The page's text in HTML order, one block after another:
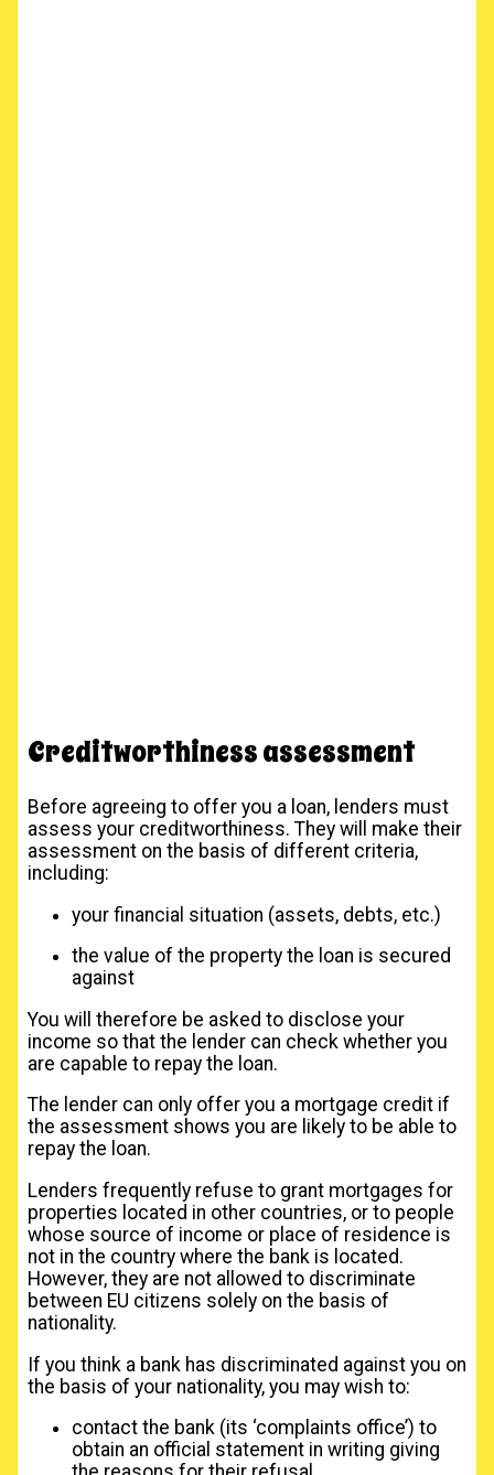
Creditworthiness assessment
Before agreeing to offer you a loan, lenders must
assess your creditworthiness. They will make their
assessment on the basis of different criteria,
including:
your financial situation (assets, debts, etc.)
the value of the property the loan is secured
against
You will therefore be asked to disclose your
income so that the lender can check whether you
are capable to repay the loan.
The lender can only offer you a mortgage credit if
the assessment shows you are likely to be able to
repay the loan.
Lenders frequently refuse to grant mortgages for
properties located in other countries, or to people
whose source of income or place of residence is
not in the country where the bank is located.
However, they are not allowed to discriminate
between EU citizens solely on the basis of
nationality.
If you think a bank has discriminated against you on
the basis of your nationality, you may wish to:
contact the bank (its ‘complaints office’) to
obtain an official statement in writing giving